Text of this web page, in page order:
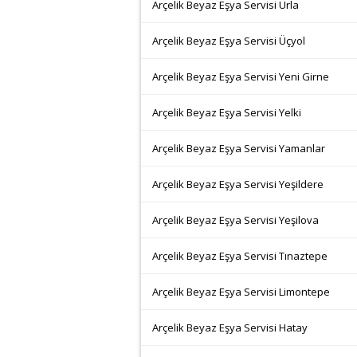
Arçelik Beyaz Eşya Servisi Urla
Arçelik Beyaz Eşya Servisi Üçyol
Arçelik Beyaz Eşya Servisi Yeni Girne
Arçelik Beyaz Eşya Servisi Yelki
Arçelik Beyaz Eşya Servisi Yamanlar
Arçelik Beyaz Eşya Servisi Yeşildere
Arçelik Beyaz Eşya Servisi Yeşilova
Arçelik Beyaz Eşya Servisi Tınaztepe
Arçelik Beyaz Eşya Servisi Limontepe
Arçelik Beyaz Eşya Servisi Hatay